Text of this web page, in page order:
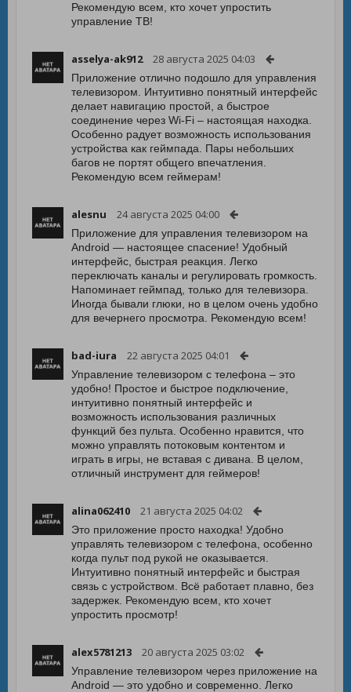
Рекомендую всем, кто хочет упростить
управление ТВ!
asselya-ak912 28 августа 2025 04:03
Приложение отлично подошло для управления
телевизором. Интуитивно понятный интерфейс
делает навигацию простой, а быстрое
соединение через Wi-Fi – настоящая находка.
Особенно радует возможность использования
устройства как геймпада. Пары небольших
багов не портят общего впечатления.
Рекомендую всем геймерам!
alesnu 24 августа 2025 04:00
Приложение для управления телевизором на
Android — настоящее спасение! Удобный
интерфейс, быстрая реакция. Легко
переключать каналы и регулировать громкость.
Напоминает геймпад, только для телевизора.
Иногда бывали глюки, но в целом очень удобно
для вечернего просмотра. Рекомендую всем!
bad-iura 22 августа 2025 04:01
Управление телевизором с телефона – это
удобно! Простое и быстрое подключение,
интуитивно понятный интерфейс и
возможность использования различных
функций без пульта. Особенно нравится, что
можно управлять потоковым контентом и
играть в игры, не вставая с дивана. В целом,
отличный инструмент для геймеров!
alina062410 21 августа 2025 04:02
Это приложение просто находка! Удобно
управлять телевизором с телефона, особенно
когда пульт под рукой не оказывается.
Интуитивно понятный интерфейс и быстрая
связь с устройством. Всё работает плавно, без
задержек. Рекомендую всем, кто хочет
упростить просмотр!
alex5781213 20 августа 2025 03:02
Управление телевизором через приложение на
Android — это удобно и современно. Легко